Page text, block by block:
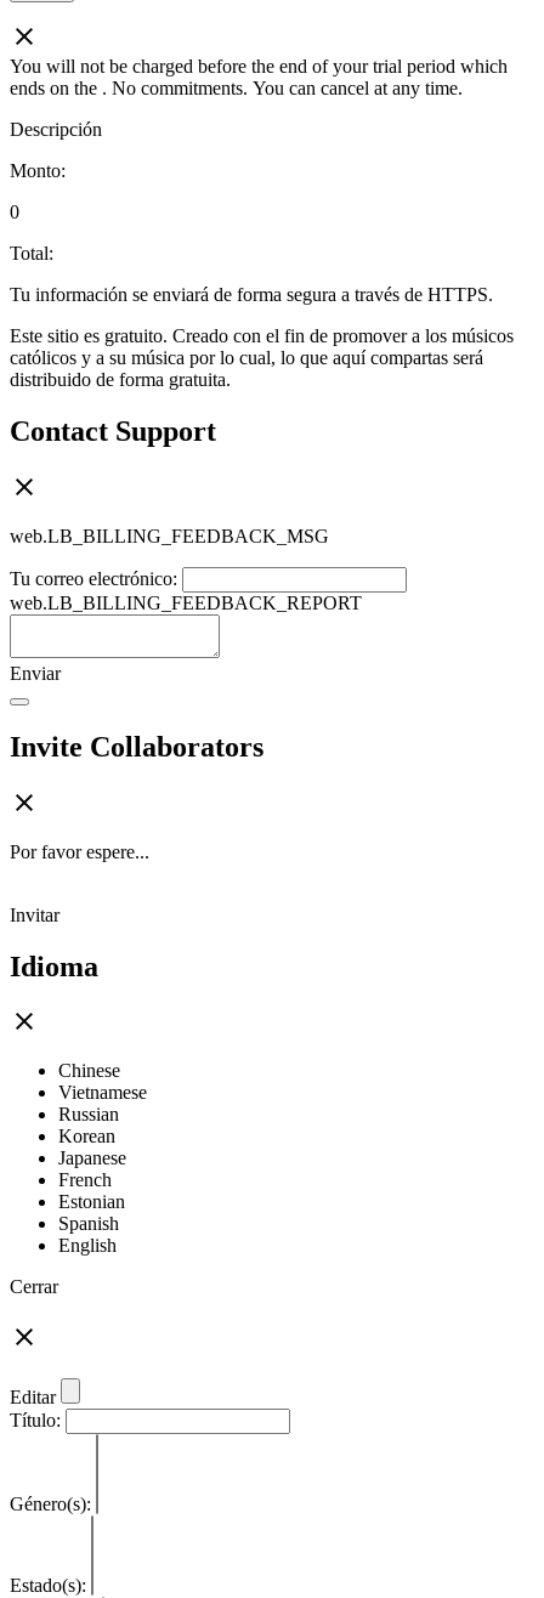
You will not be charged before the end of your trial period which
ends on the . No commitments. You can cancel at any time.
Descripción
Monto:
0
Total:
Tu información se enviará de forma segura a través de HTTPS.
Este sitio es gratuito. Creado con el fin de promover a los músicos
católicos y a su música por lo cual, lo que aquí compartas será
distribuido de forma gratuita.
Contact Support
web.LB_BILLING_FEEDBACK_MSG
Tu correo electrónico:
web.LB_BILLING_FEEDBACK_REPORT
Enviar
Invite Collaborators
Por favor espere...
Invitar
Idioma
Chinese
Vietnamese
Russian
Korean
Japanese
French
Estonian
Spanish
English
Cerrar
Editar
Título:
Género(s):
Estado(s):